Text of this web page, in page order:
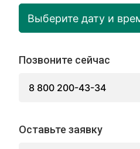
Выберите дату и
Позвоните сейчас
8 800 200-43-34
Оставьте заявку